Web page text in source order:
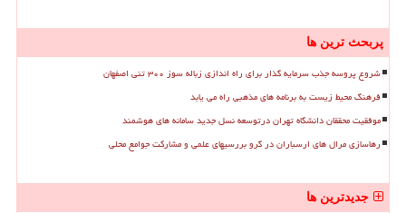
پربحث ترین ها
شروع پروسه جذب سرمایه گذار برای راه اندازی زباله سوز ۳۰۰ تنی اصفهان
فرهنگ محیط زیست به برنامه های مذهبی راه می یابد
موفقیت محققان دانشگاه تهران درتوسعه نسل جدید سامانه های هوشمند
رهاسازی مرال های ارسباران در گرو بررسیهای علمی و مشارکت جوامع محلی
جدیدترین ها